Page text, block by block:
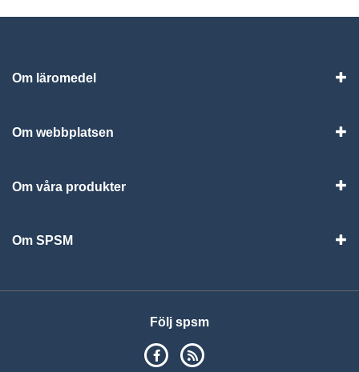
Om läromedel
Om webbplatsen
Om våra produkter
Om SPSM
Följ spsm
SPSM på Facebook